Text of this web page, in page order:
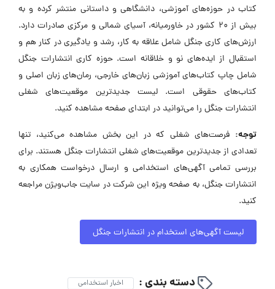
کتاب در حوزه‌های آموزشی، دانشگاهی و داستانی منتشر کرده و به
بیش از ۲۰ کشور در خاورمیانه، آسیای شمالی و مرکزی صادرات دارد.
ارزش‌های کاری جنگل شامل علاقه به کار، رشد و یادگیری در کنار هم و
استقبال از ایده‌های نو و خلاقانه است. حوزه کاری انتشارات جنگل
شامل چاپ کتاب‌های آموزشی زبان‌های خارجی، رمان‌های زبان اصلی و
کتاب‌های حقوقی است. لیست جدیدترین موقعیت‌های شغلی
انتشارات جنگل را می‌توانید در ابتدای صفحه مشاهده کنید.
توجه: فرصت‌های شغلی که در این بخش مشاهده می‌کنید، تنها
تعدادی از جدیدترین موقعیت‌های شغلی انتشارات جنگل هستند. برای
بررسی تمامی آگهی‌های استخدامی و ارسال درخواست همکاری به
انتشارات جنگل، به صفحه ویژه این شرکت در سایت جاب‌ویژن مراجعه
کنید.
لیست آگهی‌های استخدام در انتشارات جنگل
دسته بندی : اخبار استخدامی